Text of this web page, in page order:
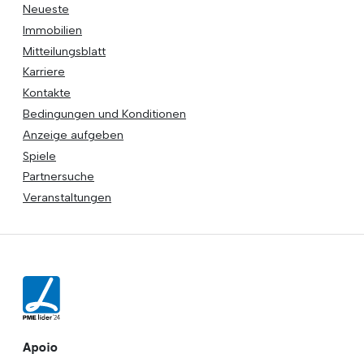
Neueste
Immobilien
Mitteilungsblatt
Karriere
Kontakte
Bedingungen und Konditionen
Anzeige aufgeben
Spiele
Partnersuche
Veranstaltungen
Apoio